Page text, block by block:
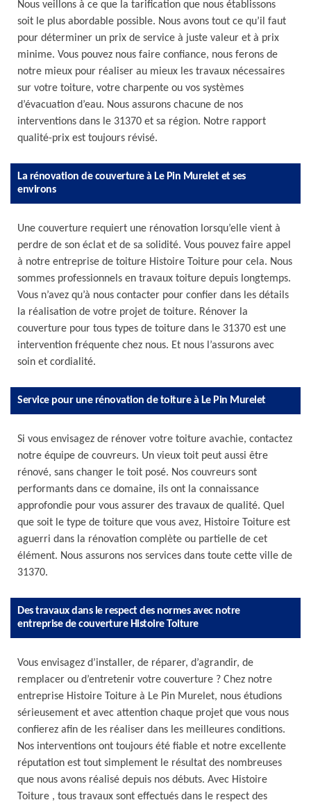
Nous veillons à ce que la tarification que nous établissons
soit le plus abordable possible. Nous avons tout ce qu’il faut
pour déterminer un prix de service à juste valeur et à prix
minime. Vous pouvez nous faire confiance, nous ferons de
notre mieux pour réaliser au mieux les travaux nécessaires
sur votre toiture, votre charpente ou vos systèmes
d’évacuation d’eau. Nous assurons chacune de nos
interventions dans le 31370 et sa région. Notre rapport
qualité-prix est toujours révisé.
La rénovation de couverture à Le Pin Murelet et ses
environs
Une couverture requiert une rénovation lorsqu’elle vient à
perdre de son éclat et de sa solidité. Vous pouvez faire appel
à notre entreprise de toiture Histoire Toiture pour cela. Nous
sommes professionnels en travaux toiture depuis longtemps.
Vous n’avez qu’à nous contacter pour confier dans les détails
la réalisation de votre projet de toiture. Rénover la
couverture pour tous types de toiture dans le 31370 est une
intervention fréquente chez nous. Et nous l’assurons avec
soin et cordialité.
Service pour une rénovation de toiture à Le Pin Murelet
Si vous envisagez de rénover votre toiture avachie, contactez
notre équipe de couvreurs. Un vieux toit peut aussi être
rénové, sans changer le toit posé. Nos couvreurs sont
performants dans ce domaine, ils ont la connaissance
approfondie pour vous assurer des travaux de qualité. Quel
que soit le type de toiture que vous avez, Histoire Toiture est
aguerri dans la rénovation complète ou partielle de cet
élément. Nous assurons nos services dans toute cette ville de
31370.
Des travaux dans le respect des normes avec notre
entreprise de couverture Histoire Toiture
Vous envisagez d’installer, de réparer, d’agrandir, de
remplacer ou d’entretenir votre couverture ? Chez notre
entreprise Histoire Toiture à Le Pin Murelet, nous étudions
sérieusement et avec attention chaque projet que vous nous
confierez afin de les réaliser dans les meilleures conditions.
Nos interventions ont toujours été fiable et notre excellente
réputation est tout simplement le résultat des nombreuses
que nous avons réalisé depuis nos débuts. Avec Histoire
Toiture , tous travaux sont effectués dans le respect des